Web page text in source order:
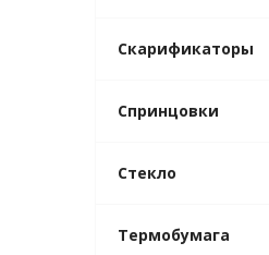
Скарификаторы
Спринцовки
Стекло
Термобумага